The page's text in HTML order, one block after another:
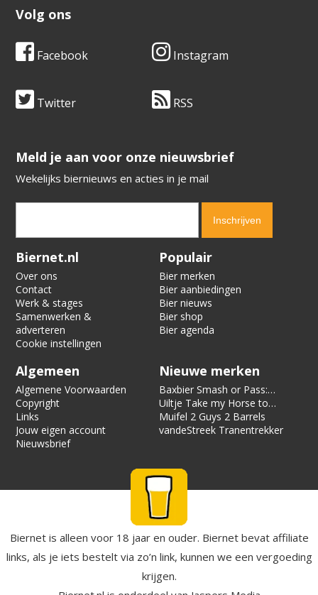
Volg ons
Facebook Instagram
Twitter RSS
​​​​​​​Meld je aan voor onze nieuwsbrief
Wekelijks biernieuws en acties in je mail
Verification code:
Biernet.nl
Over ons
Contact
Werk & stages
Samenwerken &
adverteren
Cookie instellingen
Populair
Bier merken
Bier aanbiedingen
Bier nieuws
Bier shop
Bier agenda
Algemeen
Algemene Voorwaarden
Copyright
Links
Jouw eigen account
Nieuwsbrief
Nieuwe merken
Baxbier Smash or Pass:
Strata
Uiltje Take my Horse to
the Hotel Room
Muifel 2 Guys 2 Barrels
vandeStreek Tranentrekker
Biernet is alleen voor 18 jaar en ouder. Biernet bevat affiliate
links, als je iets bestelt via zo’n link, kunnen we een vergoeding
krijgen.